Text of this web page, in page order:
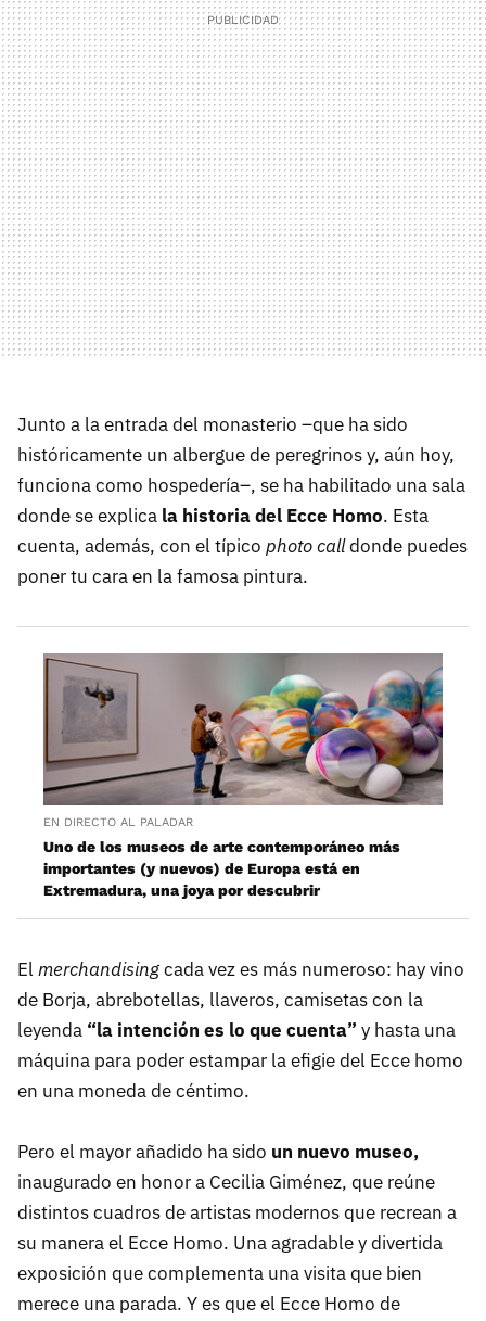
Junto a la entrada del monasterio –que ha sido
históricamente un albergue de peregrinos y, aún hoy,
funciona como hospedería–, se ha habilitado una sala
donde se explica la historia del Ecce Homo. Esta
cuenta, además, con el típico photo calldonde puedes
poner tu cara en la famosa pintura.
EN DIRECTO AL PALADAR
Uno de los museos de arte contemporáneo más
importantes (y nuevos) de Europa está en
Extremadura, una joya por descubrir
El merchandisingcada vez es más numeroso: hay vino
de Borja, abrebotellas, llaveros, camisetas con la
leyenda “la intención es lo que cuenta” y hasta una
máquina para poder estampar la efigie del Ecce homo
en una moneda de céntimo.
Pero el mayor añadido ha sido un nuevo museo,
inaugurado en honor a Cecilia Giménez, que reúne
distintos cuadros de artistas modernos que recrean a
su manera el Ecce Homo. Una agradable y divertida
exposición que complementa una visita que bien
merece una parada. Y es que el Ecce Homo de